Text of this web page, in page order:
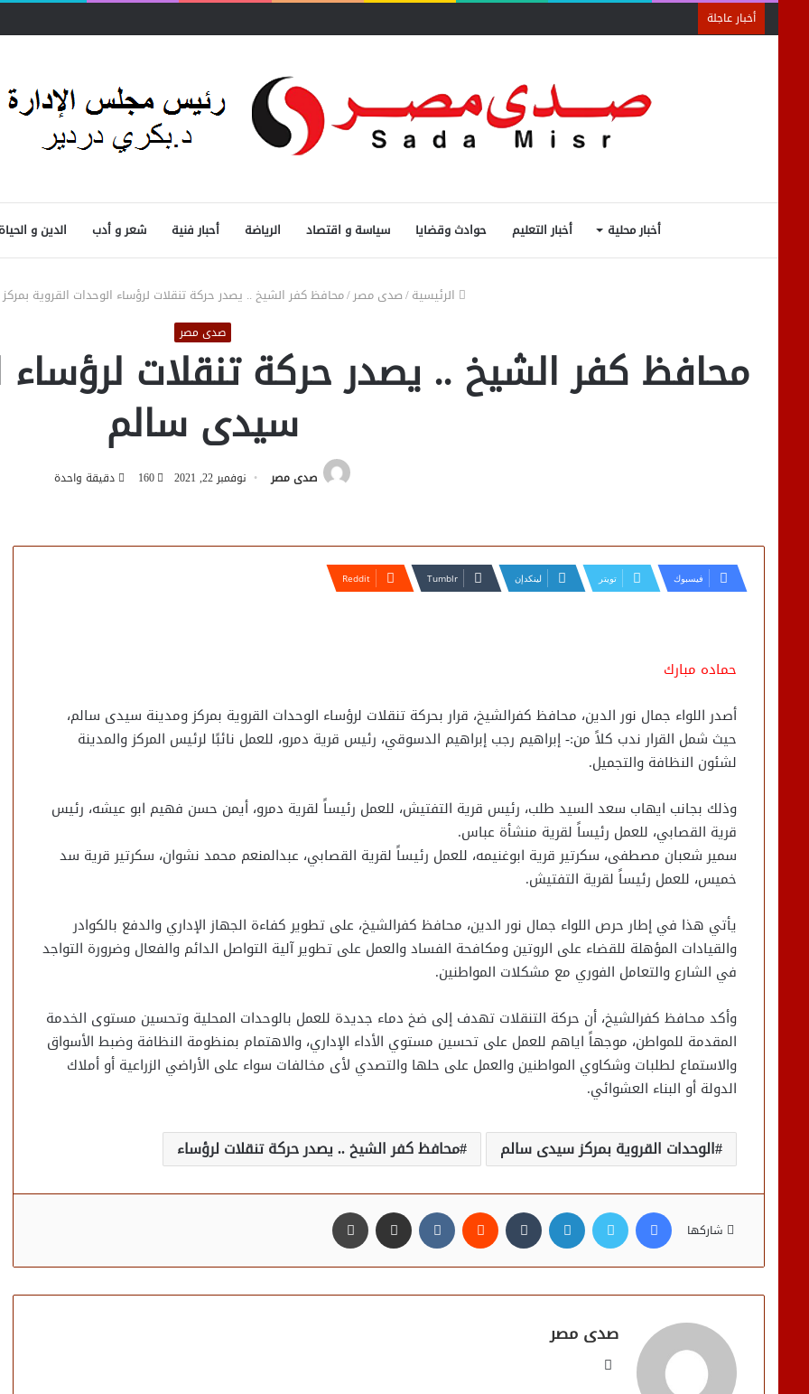
أخبار عاجلة
أخبار محلية أخبار التعليم حوادث وقضايا سياسة و اقتصاد الرياضة أحبار فنية شعر و أدب الدين و الحياة
الرئيسية/صدى مصر/محافظ كفر الشيخ .. يصدر حركة تنقلات لرؤساء الوحدات القروية
صدى مصر
محافظ كفر الشيخ .. يصدر حركة تنقلات لرؤساء
سيدى سالم
صدى مصر نوفمبر 22, 2021 160 دقيقة واحدة
فيسبوك تويتر لينكدإن
حماده مبارك
أصدر اللواء جمال نور الدين، محافظ كفرالشيخ، قرار بحركة تنقلات لرؤساء الوحدات القروية بمركز ومدينة سيدى سالم،
حيث شمل القرار ندب كلاً من:- إبراهيم رجب إبراهيم الدسوقي، رئيس قرية دمرو، للعمل نائبًا لرئيس المركز والمدينة
لشئون النظافة والتجميل.
وذلك بجانب ايهاب سعد السيد طلب، رئيس قرية التفتيش، للعمل رئيساً لقرية دمرو، أيمن حسن فهيم ابو عيشه، رئيس
قرية القصابي، للعمل رئيساً لقرية منشأة عباس.
سمير شعبان مصطفى، سكرتير قرية ابوغنيمه، للعمل رئيساً لقرية القصابي، عبدالمنعم محمد نشوان، سكرتير قرية سد
خميس، للعمل رئيساً لقرية التفتيش.
يأتي هذا في إطار حرص اللواء جمال نور الدين، محافظ كفرالشيخ، على تطوير كفاءة الجهاز الإداري والدفع بالكوادر
والقيادات المؤهلة للقضاء على الروتين ومكافحة الفساد والعمل على تطوير آلية التواصل الدائم والفعال وضرورة التواجد
في الشارع والتعامل الفوري مع مشكلات المواطنين.
وأكد محافظ كفرالشيخ، أن حركة التنقلات تهدف إلى ضخ دماء جديدة للعمل بالوحدات المحلية وتحسين مستوى الخدمة
المقدمة للمواطن، موجهاً اياهم للعمل على تحسين مستوي الأداء الإداري، والاهتمام بمنظومة النظافة وضبط الأسواق
والاستماع لطلبات وشكاوي المواطنين والعمل على حلها والتصدي لأى مخالفات سواء على الأراضي الزراعية أو أملاك
الدولة أو البناء العشوائي.
الوحدات القروية بمركز سيدى سالم محافظ كفر الشيخ .. يصدر حركة تنقلات لرؤساء
شاركها
فيسبوك تويتر لينكدإن مشاركة عبر البريد
صدى مصر